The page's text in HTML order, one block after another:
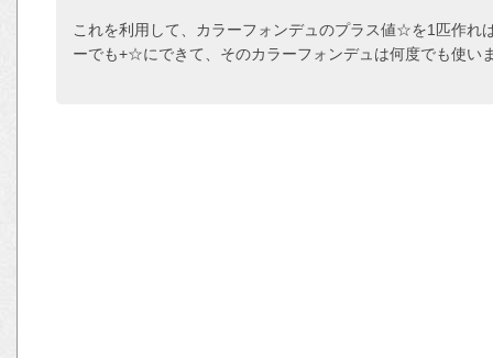
これを利用して、カラーフォンデュのプラス値☆を1匹作れ
ーでも+☆にできて、そのカラーフォンデュは何度でも使い